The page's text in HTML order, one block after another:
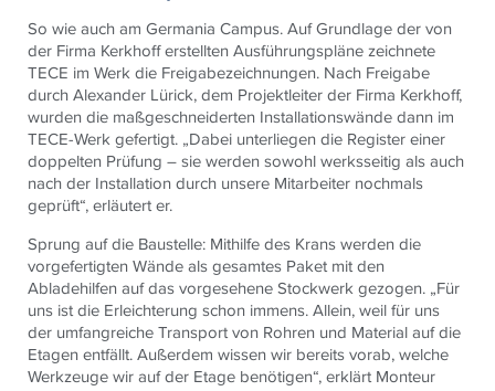
So wie auch am Germania Campus. Auf Grundlage der von
der Firma Kerkhoff erstellten Ausführungspläne zeichnete
TECE im Werk die Freigabezeichnungen. Nach Freigabe
durch Alexander Lürick, dem Projektleiter der Firma Kerkhoff,
wurden die maßgeschneiderten Installationswände dann im
TECE-Werk gefertigt. „Dabei unterliegen die Register einer
doppelten Prüfung – sie werden sowohl werksseitig als auch
nach der Installation durch unsere Mitarbeiter nochmals
geprüft“, erläutert er.
Sprung auf die Baustelle: Mithilfe des Krans werden die
vorgefertigten Wände als gesamtes Paket mit den
Abladehilfen auf das vorgesehene Stockwerk gezogen. „Für
uns ist die Erleichterung schon immens. Allein, weil für uns
der umfangreiche Transport von Rohren und Material auf die
Etagen entfällt. Außerdem wissen wir bereits vorab, welche
Werkzeuge wir auf der Etage benötigen“, erklärt Monteur